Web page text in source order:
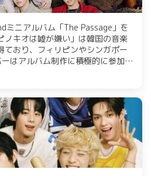
ミニアルバム「The Passage」を
ノキオは嘘が嫌い」は韓国の音楽
ており、フィリピンやシンガポー
はアルバム制作に積極的に参加
ている。音楽とパフォーマンス